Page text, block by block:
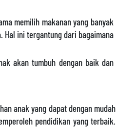
memilih makanan yang banyak
Hal ini tergantung dari bagaimana
akan tumbuh dengan baik dan
anak yang dapat dengan mudah
pendidikan yang terbaik.